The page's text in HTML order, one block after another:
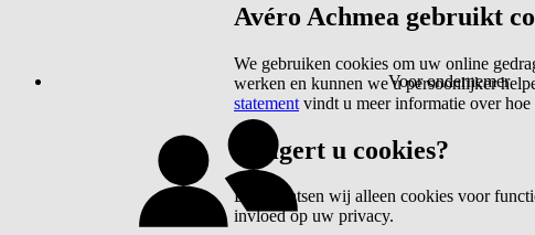
Voor ondernemer
Avéro Achmea gebruikt
We gebruiken cookies om uw online
werken en kunnen we u persoonlijker
statement vindt u meer informatie over
Weigert u cookies?
Dan plaatsen wij alleen cookies voor
invloed op uw privacy.